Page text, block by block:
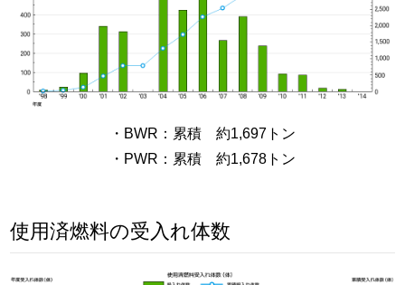
・BWR：累積 約1,697トン
・PWR：累積 約1,678トン
使用済燃料の受入れ体数